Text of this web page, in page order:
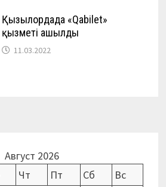
Қызылордада «Qabilet»
қызметі ашылды
11.03.2022
Август 2026
Чт Пт Сб
Вс